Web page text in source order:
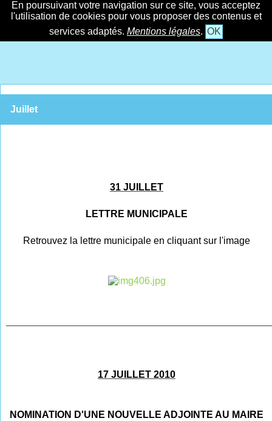
En poursuivant votre navigation sur ce site, vous acceptez
l'utilisation de cookies pour vous proposer des contenus et
services adaptés. Mentions légales. OK
Juillet
31 JUILLET
LETTRE MUNICIPALE
Retrouvez la lettre municipale en cliquant sur l'image
17 JUILLET 2010
NOMINATION D'UNE NOUVELLE ADJOINTE AU MAIRE